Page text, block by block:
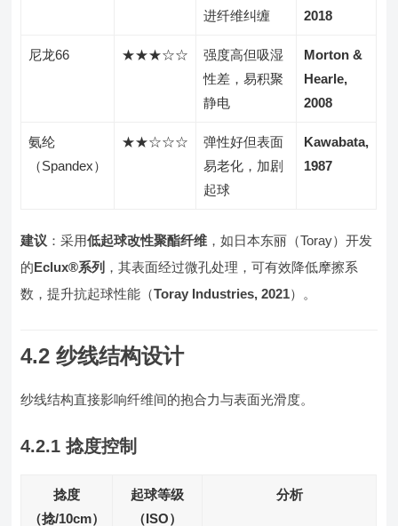
进纤维纠缠 2018
尼龙66 ★★★☆☆
强度高但吸湿
性差，易积聚
静电
Morton &
Hearle,
2008
氨纶
（Spandex）
★★☆☆☆
弹性好但表面
易老化，加剧
起球
Kawabata,
1987
建议 ：采用低起球改性聚酯纤维 ，如日本东丽（Toray）开发
的Eclux®系列 ，其表面经过微孔处理，可有效降低摩擦系
数，提升抗起球性能（Toray Industries, 2021）。
4.2 纱线结构设计
纱线结构直接影响纤维间的抱合力与表面光滑度。
4.2.1 捻度控制
捻度
（捻/10cm）
起球等级
（ISO）
分析